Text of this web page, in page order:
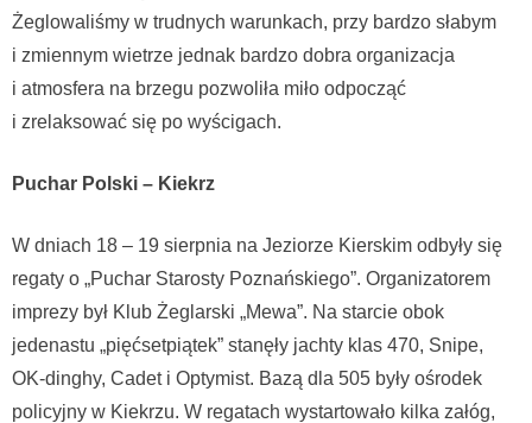
Żeglowaliśmy w trudnych warunkach, przy bardzo słabym
i zmiennym wietrze jednak bardzo dobra organizacja
i atmosfera na brzegu pozwoliła miło odpocząć
i zrelaksować się po wyścigach.
Puchar Polski – Kiekrz
W dniach 18 – 19 sierpnia na Jeziorze Kierskim odbyły się
regaty o „Puchar Starosty Poznańskiego”. Organizatorem
imprezy był Klub Żeglarski „Mewa”. Na starcie obok
jedenastu „pięćsetpiątek” stanęły jachty klas 470, Snipe,
OK-dinghy, Cadet i Optymist. Bazą dla 505 były ośrodek
policyjny w Kiekrzu. W regatach wystartowało kilka załóg,